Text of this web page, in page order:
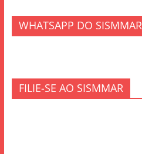
WHATSAPP DO SISMMAR
FILIE-SE AO SISMMAR